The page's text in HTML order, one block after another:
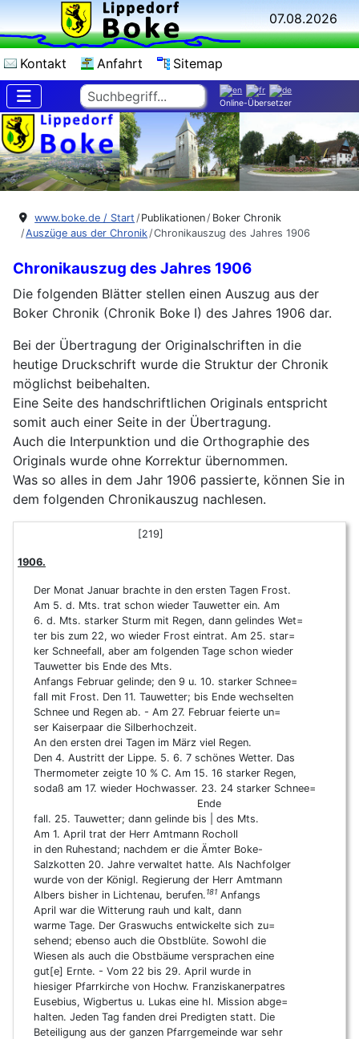
Suchen
Online-Übersetzer
Kontakt Anfahrt Sitemap
07.08.2026
www.boke.de / Start Publikationen
Boker Chronik
Auszüge aus der Chronik Chronikauszug des Jahres 1906
Chronikauszug des Jahres 1906
Die folgenden Blätter stellen einen Auszug aus der
Boker Chronik (Chronik Boke I) des Jahres 1906 dar.
Bei der Übertragung der Originalschriften in die
heutige Druckschrift wurde die Struktur der Chronik
möglichst beibehalten.
Eine Seite des handschriftlichen Originals entspricht
somit auch einer Seite in der Übertragung.
Auch die Interpunktion und die Orthographie des
Originals wurde ohne Korrektur übernommen.
Was so alles in dem Jahr 1906 passierte, können Sie in
dem folgenden Chronikauszug nachlesen.
[219]
1906.
Der Monat Januar brachte in den ersten Tagen Frost.
Am 5. d. Mts. trat schon wieder Tauwetter ein. Am
6. d. Mts. starker Sturm mit Regen, dann gelindes Wet=
ter bis zum 22, wo wieder Frost eintrat. Am 25. star=
ker Schneefall, aber am folgenden Tage schon wieder
Tauwetter bis Ende des Mts.
Anfangs Februar gelinde; den 9 u. 10. starker Schnee=
fall mit Frost. Den 11. Tauwetter; bis Ende wechselten
Schnee und Regen ab. - Am 27. Februar feierte un=
ser Kaiserpaar die Silberhochzeit.
An den ersten drei Tagen im März viel Regen.
Den 4. Austritt der Lippe. 5. 6. 7 schönes Wetter. Das
Thermometer zeigte 10 % C. Am 15. 16 starker Regen,
sodaß am 17. wieder Hochwasser. 23. 24 starker Schnee=
Ende
fall. 25. Tauwetter; dann gelinde bis | des Mts.
Am 1. April trat der Herr Amtmann Rocholl
in den Ruhestand; nachdem er die Ämter Boke-
Salzkotten 20. Jahre verwaltet hatte. Als Nachfolger
wurde von der Königl. Regierung der Herr Amtmann
Albers bisher in Lichtenau, berufen.181 Anfangs
April war die Witterung rauh und kalt, dann
warme Tage. Der Graswuchs entwickelte sich zu=
sehend; ebenso auch die Obstblüte. Sowohl die
Wiesen als auch die Obstbäume versprachen eine
gut[e] Ernte. - Vom 22 bis 29. April wurde in
hiesiger Pfarrkirche von Hochw. Franziskanerpatres
Eusebius, Wigbertus u. Lukas eine hl. Mission abge=
halten. Jeden Tag fanden drei Predigten statt. Die
Beteiligung aus der ganzen Pfarrgemeinde war sehr